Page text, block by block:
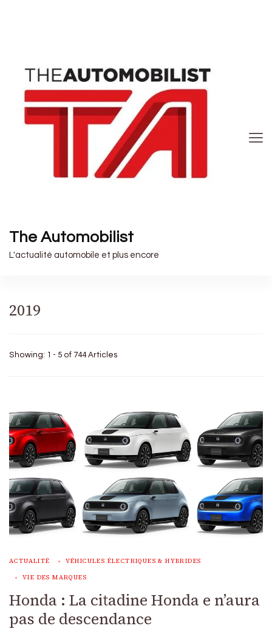
The Automobilist
L'actualité automobile et plus encore
2019
Showing: 1 - 5 of 744 Articles
ACTUALITÉ VÉHICULES ÉLECTRIQUES & HYBRIDES
VIE DES MARQUES
Honda : La citadine Honda e n’aura
pas de descendance